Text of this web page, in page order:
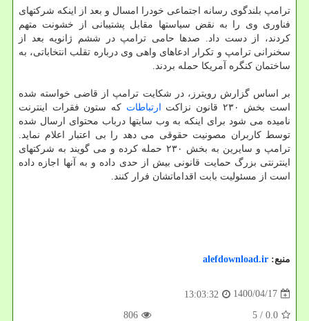
ترامپ بلندگوی رسانه اجتماعی خودرا امسال و بعد از اینکه شرکتهای
فناوری وی را به نقض سیاستها مقابل پشتیبانی از خشونت متهم
کردند، از دست داد. صدها حامی ترامپ در ششم ژانویه بعد از
سخنرانی ترامپ و تکرار ادعاهای واهی وی درباره تقلب انتخاباتی، به
ساختمان کنگره آمریکا حمله بردند.
بر اساس گزارش رویترز، در شکایت ترامپ از قاضی خواسته شده
است بخش ۲۳۰ قانون نزاکت
ارتباطات که ستون فقرات اینترنت
نامیده می شود برای اینکه به وب سایتها درباب محتوای ارسال شده
توسط کاربران مصونیت حقوقی می دهد را بی اعتبار اعلام نماید.
ترامپ و سایرین به بخش ۲۳۰ حمله کرده و می گویند به شرکتهای
اینترنتی بزرگ حمایت قانونی بیش از حدی داده و به آنها اجازه داده
است از مسئولیت بابت اقداماتشان فرار کنند.
منبع: alefdownload.ir
1400/04/17
13:03:32
0.0
/ 5
806